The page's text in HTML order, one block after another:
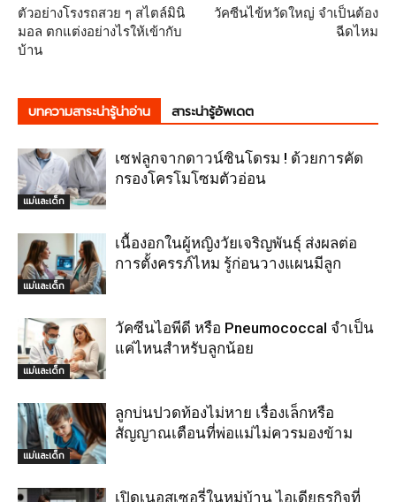
ตัวอย่างโรงรถสวย ๆ สไตล์มินิ
มอล ตกแต่งอย่างไรให้เข้ากับ
บ้าน
วัคซีนไข้หวัดใหญ่ จำเป็นต้อง
ฉีดไหม
บทความสาระน่ารู้น่าอ่าน สาระน่ารู้อัพเดต
แม่และเด็ก
เซฟลูกจากดาวน์ซินโดรม ! ด้วยการคัด
กรองโครโมโซมตัวอ่อน
แม่และเด็ก
เนื้องอกในผู้หญิงวัยเจริญพันธุ์ ส่งผลต่อ
การตั้งครรภ์ไหม รู้ก่อนวางแผนมีลูก
แม่และเด็ก
วัคซีนไอพีดี หรือ Pneumococcal จำเป็น
แค่ไหนสำหรับลูกน้อย
แม่และเด็ก
ลูกบ่นปวดท้องไม่หาย เรื่องเล็กหรือ
สัญญาณเตือนที่พ่อแม่ไม่ควรมองข้าม
เปิดเนอสเซอรี่ในหมู่บ้าน ไอเดียธุรกิจที่